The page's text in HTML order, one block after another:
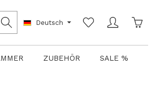
Deutsch
ZUBEHÖR SALE %